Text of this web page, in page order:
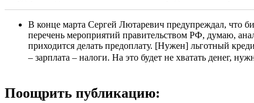
В конце марта Сергей Лютаревич предупреждал, что
перечень мероприятий правительством РФ, думаю,
приходится делать предоплату. [Нужен] льготный
– зарплата – налоги. На это будет не хватать денег,
Поощрить публикацию: